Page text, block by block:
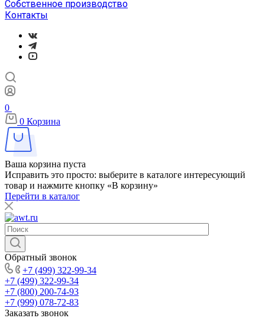
Собственное производство
Контакты
0
0 Корзина
Ваша корзина пуста
Исправить это просто: выберите в каталоге интересующий
товар и нажмите кнопку «В корзину»
Перейти в каталог
Обратный звонок
+7 (499) 322-99-34
+7 (499) 322-99-34
+7 (800) 200-74-93
+7 (999) 078-72-83
Заказать звонок